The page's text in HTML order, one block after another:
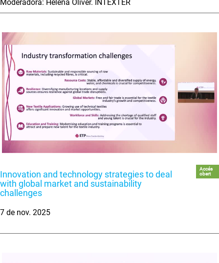
Moderadora: Helena Oliver. INTEXTER
Innovation and technology strategies to deal
with global market and sustainability
challenges
Accés
obert
7 de nov. 2025